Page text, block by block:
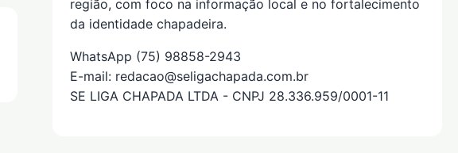
região, com foco na informação local e no fortalecimento
da identidade chapadeira.
WhatsApp (75) 98858-2943
E-mail: redacao@seligachapada.com.br
SE LIGA CHAPADA LTDA - CNPJ 28.336.959/0001-11